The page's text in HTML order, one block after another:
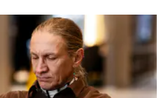
pradėjo populiarėti XX
pastaraisiais metais kaip
yra taikoma klinikose